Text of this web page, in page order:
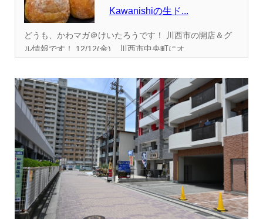
Kawanishiの生ド...
どうも、かわマガ＠けいたろうです！ 川西市の開店＆グ
ル情報です！ 12/12(金)、川西市中央町にオ...